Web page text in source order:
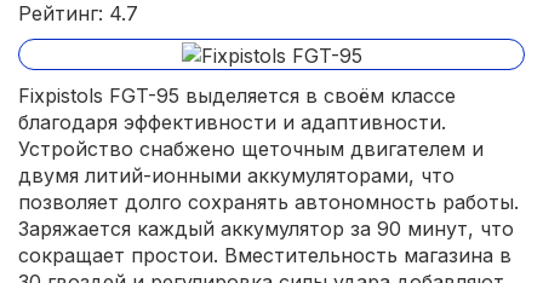
Рейтинг: 4.7
Fixpistols FGT-95 выделяется в своём классе
благодаря эффективности и адаптивности.
Устройство снабжено щеточным двигателем и
двумя литий-ионными аккумуляторами, что
позволяет долго сохранять автономность работы.
Заряжается каждый аккумулятор за 90 минут, что
сокращает простои. Вместительность магазина в